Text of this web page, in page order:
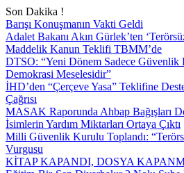
Son Dakika !
Barışı Konuşmanın Vakti Geldi
Adalet Bakanı Akın Gürlek’ten
Maddelik Kanun Teklifi TBMM’de
DTSO: “Yeni Dönem Sadece
Demokrasi Meselesidir”
İHD’den “Çerçeve Yasa” Teklifine
Çağrısı
MASAK Raporunda Ahbap Bağışları
İsimlerin Yardım Miktarları Ortaya Çıktı
Milli Güvenlik Kurulu Toplandı:
Vurgusu
KİTAP KAPANDI, DOSYA